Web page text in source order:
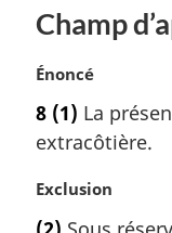
n
l
e
:
Champ
N
t
e
a
r
Énoncé
8 (1) La
extracôtière.
N
Exclusion